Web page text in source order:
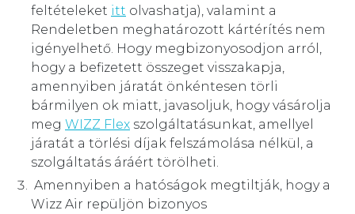
feltételeket itt olvashatja), valamint a
Rendeletben meghatározott kártérítés nem
igényelhető. Hogy megbizonyosodjon arról,
hogy a befizetett összeget visszakapja,
amennyiben járatát önkéntesen törli
bármilyen ok miatt, javasoljuk, hogy vásárolja
meg WIZZ Flex szolgáltatásunkat, amellyel
járatát a törlési díjak felszámolása nélkül, a
szolgáltatás áráért törölheti.
Amennyiben a hatóságok megtiltják, hogy a
Wizz Air repüljön bizonyos